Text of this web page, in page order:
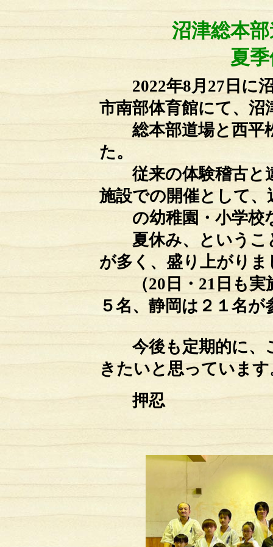
沼津総本
夏
2022年8月27日に沼
市南部体育館にて、沼
総本部道場と西平
た。
従来の体験稽古と
施設での開催として、
の幼稚園・小学校
夏休み、というこ
が多く、盛り上がりま
（20日・21日も実
５名、静岡は２１名が
今後も定期的に、
きたいと思っています
押忍